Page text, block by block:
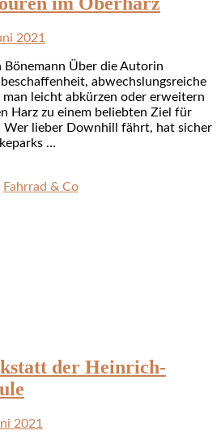
2021
Bönemann Über die Autorin
abwechslungsreiche
leicht abkürzen oder erweitern
Harz zu einem beliebten Ziel für
Wer lieber Downhill fährt, hat sicher
…
Fahrrad & Co
der Heinrich-
2021